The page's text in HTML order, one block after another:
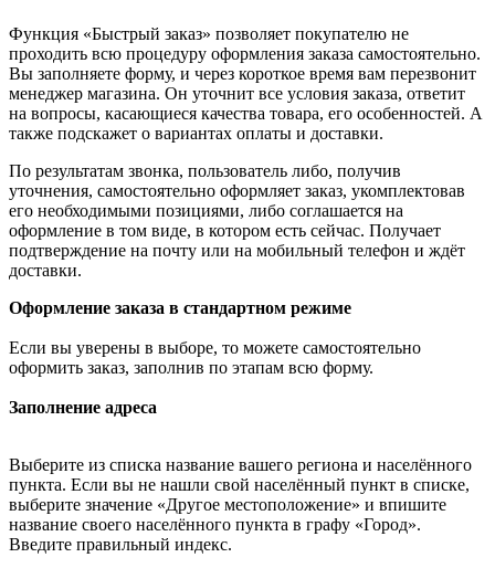
Функция «Быстрый заказ» позволяет покупателю не
проходить всю процедуру оформления заказа самостоятельно.
Вы заполняете форму, и через короткое время вам перезвонит
менеджер магазина. Он уточнит все условия заказа, ответит
на вопросы, касающиеся качества товара, его особенностей. А
также подскажет о вариантах оплаты и доставки.
По результатам звонка, пользователь либо, получив
уточнения, самостоятельно оформляет заказ, укомплектовав
его необходимыми позициями, либо соглашается на
оформление в том виде, в котором есть сейчас. Получает
подтверждение на почту или на мобильный телефон и ждёт
доставки.
Оформление заказа в стандартном режиме
Если вы уверены в выборе, то можете самостоятельно
оформить заказ, заполнив по этапам всю форму.
Заполнение адреса
Выберите из списка название вашего региона и населённого
пункта. Если вы не нашли свой населённый пункт в списке,
выберите значение «Другое местоположение» и впишите
название своего населённого пункта в графу «Город».
Введите правильный индекс.